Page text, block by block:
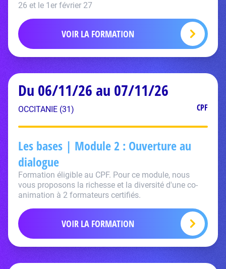
26 et le 1er février 27
VOIR LA FORMATION
Du 06/11/26 au 07/11/26
OCCITANIE (31) CPF
Les bases | Module 2 : Ouverture au
dialogue
Formation éligible au CPF. Pour ce module, nous
vous proposons la richesse et la diversité d'une co-
animation à 2 formateurs certifiés.
VOIR LA FORMATION